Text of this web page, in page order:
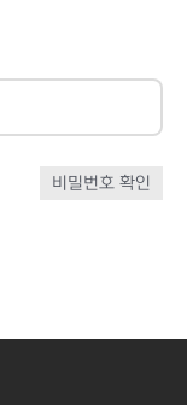
비밀번호 확인